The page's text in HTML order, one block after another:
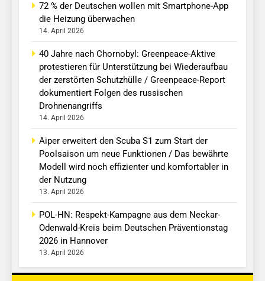
72 % der Deutschen wollen mit Smartphone-App
die Heizung überwachen
14. April 2026
40 Jahre nach Chornobyl: Greenpeace-Aktive
protestieren für Unterstützung bei Wiederaufbau
der zerstörten Schutzhülle / Greenpeace-Report
dokumentiert Folgen des russischen
Drohnenangriffs
14. April 2026
Aiper erweitert den Scuba S1 zum Start der
Poolsaison um neue Funktionen / Das bewährte
Modell wird noch effizienter und komfortabler in
der Nutzung
13. April 2026
POL-HN: Respekt-Kampagne aus dem Neckar-
Odenwald-Kreis beim Deutschen Präventionstag
2026 in Hannover
13. April 2026